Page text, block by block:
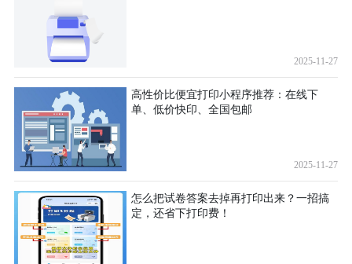
2025-11-27
高性价比便宜打印小程序推荐：在线下
单、低价快印、全国包邮
2025-11-27
怎么把试卷答案去掉再打印出来？一招搞
定，还省下打印费！